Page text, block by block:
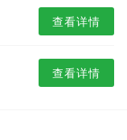
查看详情
查看详情